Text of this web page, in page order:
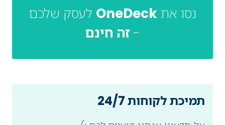
נסו אתOneDeck לעסק שלכם
-זה חינם
תמיכת לקוחות 24/7